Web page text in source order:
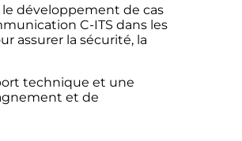
développement de cas
C-ITS dans les
assurer la sécurité, la
technique et une
et de